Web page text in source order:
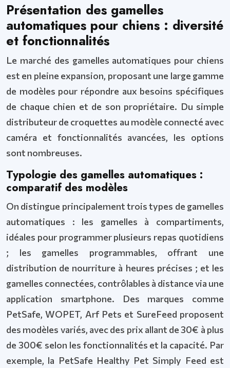
Présentation des gamelles
automatiques pour chiens : diversité
et fonctionnalités
Le marché des gamelles automatiques pour chiens
est en pleine expansion, proposant une large gamme
de modèles pour répondre aux besoins spécifiques
de chaque chien et de son propriétaire. Du simple
distributeur de croquettes au modèle connecté avec
caméra et fonctionnalités avancées, les options
sont nombreuses.
Typologie des gamelles automatiques :
comparatif des modèles
On distingue principalement trois types de gamelles
automatiques : les gamelles à compartiments,
idéales pour programmer plusieurs repas quotidiens
; les gamelles programmables, offrant une
distribution de nourriture à heures précises ; et les
gamelles connectées, contrôlables à distance via une
application smartphone. Des marques comme
PetSafe, WOPET, Arf Pets et SureFeed proposent
des modèles variés, avec des prix allant de 30€ à plus
de 300€ selon les fonctionnalités et la capacité. Par
exemple, la PetSafe Healthy Pet Simply Feed est